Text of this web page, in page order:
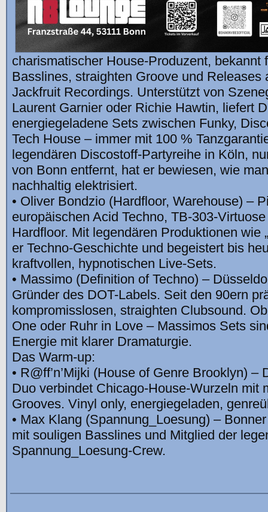
charismatischer House-Produzent, bekannt
Basslines, straighten Groove und Releases
Jackfruit Recordings. Unterstützt von
Laurent Garnier oder Richie Hawtin, liefert
energiegeladene Sets zwischen Funky,
Tech House – immer mit 100 %
legendären Discostoff-Partyreihe in Köln,
von Bonn entfernt, hat er bewiesen, wie
nachhaltig elektrisiert.
• Oliver Bondzio (Hardfloor, Warehouse) –
europäischen Acid Techno, TB-303-
Hardfloor. Mit legendären Produktionen wie
er Techno-Geschichte und begeistert bis
kraftvollen, hypnotischen Live-Sets.
• Massimo (Definition of Techno) –
Gründer des DOT-Labels. Seit den 90ern
kompromisslosen, straighten Clubsound.
One oder Ruhr in Love – Massimos Sets
Energie mit klarer Dramaturgie.
Das Warm-up:
• R@ff’n’Mijki (House of Genre Brooklyn) –
Duo verbindet Chicago-House-Wurzeln mit
Grooves. Vinyl only, energiegeladen,
• Max Klang (Spannung_Loesung) –
mit souligen Basslines und Mitglied der
Spannung_Loesung-Crew.